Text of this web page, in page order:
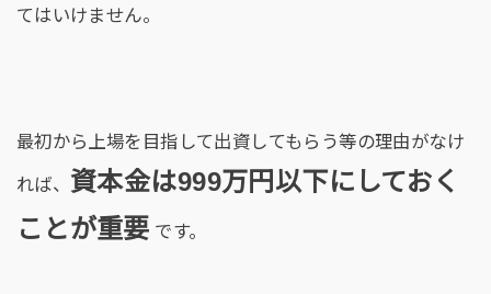
てはいけません。
最初から上場を目指して出資してもらう等の理由がなけ
れば、 資本金は999万円以下にしておく
ことが重要 です。